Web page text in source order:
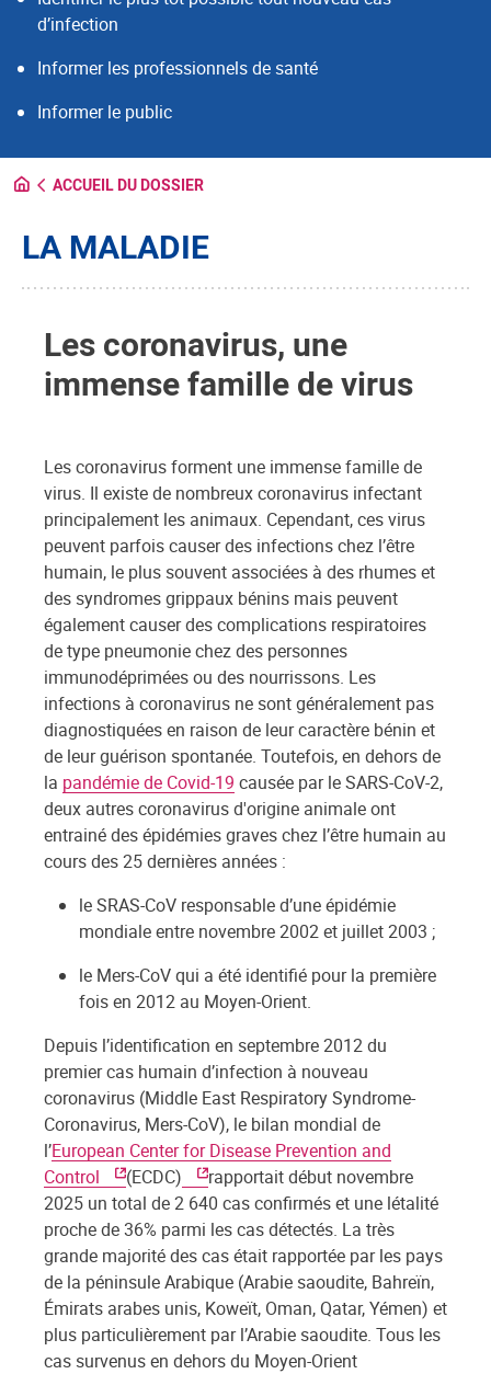
d’infection
Informer les professionnels de santé
Informer le public
ACCUEIL DU DOSSIER
LA MALADIE
Les coronavirus, une
immense famille de virus
Les coronavirus forment une immense famille de
virus. Il existe de nombreux coronavirus infectant
principalement les animaux. Cependant, ces virus
peuvent parfois causer des infections chez l’être
humain, le plus souvent associées à des rhumes et
des syndromes grippaux bénins mais peuvent
également causer des complications respiratoires
de type pneumonie chez des personnes
immunodéprimées ou des nourrissons. Les
infections à coronavirus ne sont généralement pas
diagnostiquées en raison de leur caractère bénin et
de leur guérison spontanée. Toutefois, en dehors de
la pandémie de Covid-19 causée par le SARS-CoV-2,
deux autres coronavirus d'origine animale ont
entrainé des épidémies graves chez l’être humain au
cours des 25 dernières années :
le SRAS-CoV responsable d’une épidémie
mondiale entre novembre 2002 et juillet 2003 ;
le Mers-CoV qui a été identifié pour la première
fois en 2012 au Moyen-Orient.
Depuis l’identification en septembre 2012 du
premier cas humain d’infection à nouveau
coronavirus (Middle East Respiratory Syndrome-
Coronavirus, Mers-CoV), le bilan mondial de
l’European Center for Disease Prevention and
Control
(ECDC)
rapportait début novembre
2025 un total de 2 640 cas confirmés et une létalité
proche de 36% parmi les cas détectés. La très
grande majorité des cas était rapportée par les pays
de la péninsule Arabique (Arabie saoudite, Bahreïn,
Émirats arabes unis, Koweït, Oman, Qatar, Yémen) et
plus particulièrement par l’Arabie saoudite. Tous les
cas survenus en dehors du Moyen-Orient